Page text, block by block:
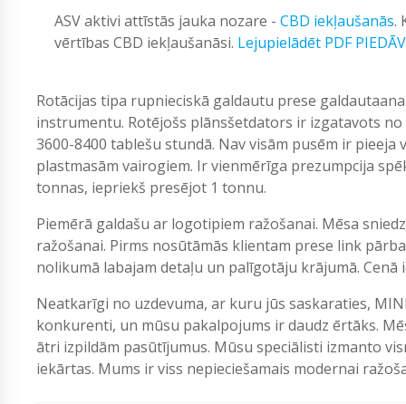
ASV aktivi attīstās jauka nozare - CBD iekļaušanās.
vērtības CBD iekļaušanāsi. Lejupielādēt PDF
Rotācijas tipa rupnieciskā galdautu prese
instrumentu. Rotējošs plānsšetdators ir izgatavots
3600-8400 tablešu stundā. Nav visām pusēm ir
plastmasām vairogiem. Ir vienmērīga prezumpcija
tonnas, iepriekš presējot 1 tonnu.
Piemērā galdašu ar logotipiem ražošanai. Mēsa
ražošanai. Pirms nosūtāmās klientam prese link
nolikumā labajam detaļu un palīgotāju krājumā.
Neatkarīgi no uzdevuma, ar kuru jūs saskaraties,
konkurenti, un mūsu pakalpojums ir daudz ērtāks.
ātri izpildām pasūtījumus. Mūsu speciālisti izmanto
iekārtas. Mums ir viss nepieciešamais modernai